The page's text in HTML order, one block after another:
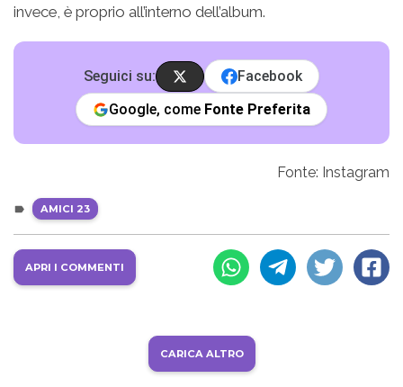
invece, è proprio all’interno dell’album.
Seguici su:
Facebook
Google, come Fonte Preferita
Fonte: Instagram
AMICI 23
APRI I COMMENTI
CARICA ALTRO